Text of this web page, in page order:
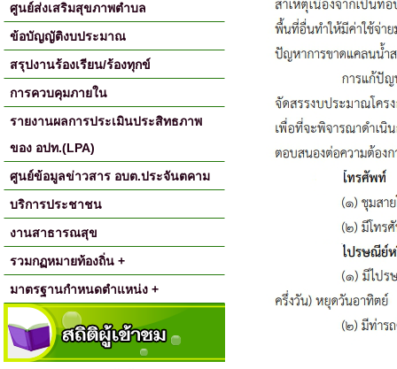
ศูนย์ส่งเสริมสุขภาพตำบล
ข้อบัญญัติงบประมาณ
สรุปงานร้องเรียน/ร้องทุกข์
การควบคุมภายใน
รายงานผลการประเมินประสิทธภาพ
ของ อปท.(LPA)
ศูนย์ข้อมูลข่าวสาร อบต.ประจันตคาม
บริการประชาชน
งานสาธารณสุข
รวมกฏหมายท้องถิ่น +
มาตรฐานกำหนดตำแหน่ง +